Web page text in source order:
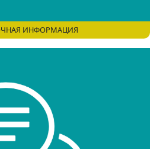
ИНФОРМАЦИЯ